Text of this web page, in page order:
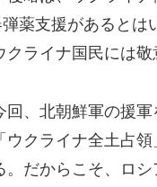
薬支援があると
ライナ国民には敬
回、北朝鮮軍の援
クライナ全土占
。だからこそ、ロ